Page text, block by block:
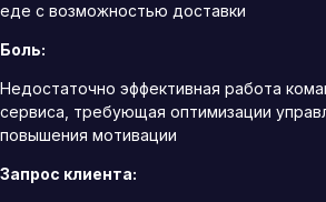
еде с возможностью доставки
Боль:
Недостаточно эффективная работа
сервиса, требующая оптимизации
повышения мотивации
Запрос клиента: